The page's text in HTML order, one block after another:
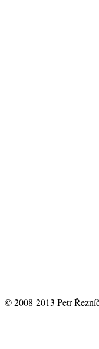
© 2008-2013 Petr